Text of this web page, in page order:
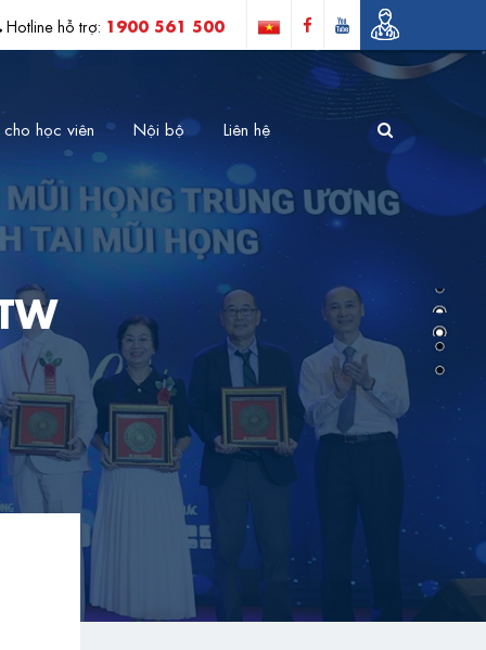
Hotline hỗ trợ: 1900 561 500
cho học viên Nội bộ Liên hệ